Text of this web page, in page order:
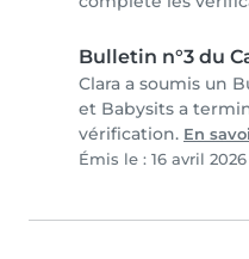
Bulletin n°3 du
Clara a soumis un
et Babysits a
vérification. En
Émis le : 16 avril 2026